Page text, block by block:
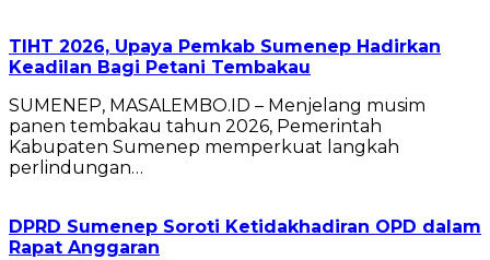
TIHT 2026, Upaya Pemkab Sumenep Hadirkan
Keadilan Bagi Petani Tembakau
SUMENEP, MASALEMBO.ID – Menjelang musim
panen tembakau tahun 2026, Pemerintah
Kabupaten Sumenep memperkuat langkah
perlindungan…
DPRD Sumenep Soroti Ketidakhadiran OPD dalam
Rapat Anggaran